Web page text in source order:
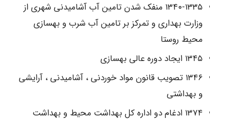
۱۳۴۰-۱۳۳۵ منفک شدن تامین آب آشامیدنی شهری از
وزارت بهداری و تمرکز بر تامین آب شرب و بهسازی
محیط روستا
۱۳۴۵ ایجاد دوره عالی بهسازی
۱۳۴۶ تصویب قانون مواد خوردنی ، آشامیدنی ، آرایشی
و بهداشتی
۱۳۷۴ ادغام دو اداره کل بهداشت محیط و بهداشت